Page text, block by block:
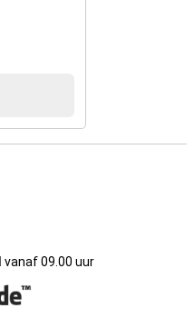
vanaf 09.00 uur